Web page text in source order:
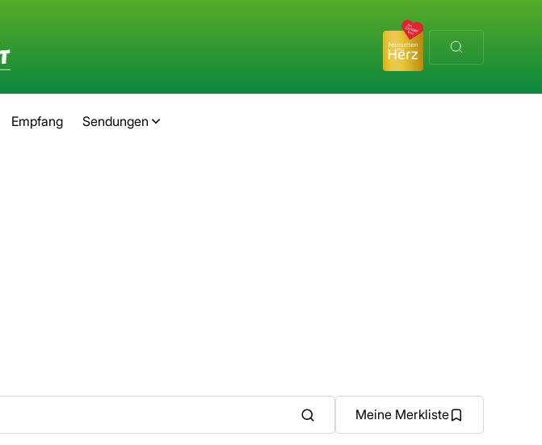
Empfang Sendungen
Meine Merkliste